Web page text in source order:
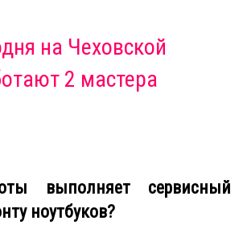
на Чеховской
2 мастера
выполняет сервисный
ноутбуков?